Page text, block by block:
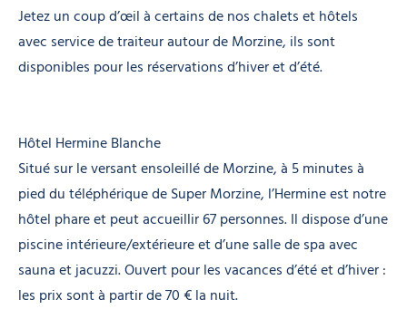
Jetez un coup d’œil à certains de nos chalets et hôtels
avec service de traiteur autour de Morzine, ils sont
disponibles pour les réservations d’hiver et d’été.
Hôtel Hermine Blanche
Situé sur le versant ensoleillé de Morzine, à 5 minutes à
pied du téléphérique de Super Morzine, l’Hermine est notre
hôtel phare et peut accueillir 67 personnes. Il dispose d’une
piscine intérieure/extérieure et d’une salle de spa avec
sauna et jacuzzi. Ouvert pour les vacances d’été et d’hiver :
les prix sont à partir de 70 € la nuit.